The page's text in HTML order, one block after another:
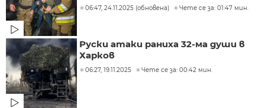
06:47, 24.11.2025 (обновена) Чете се за: 01:47 мин.
Руски атаки раниха 32-ма души в
Харков
06:27, 19.11.2025 Чете се за: 00:42 мин.